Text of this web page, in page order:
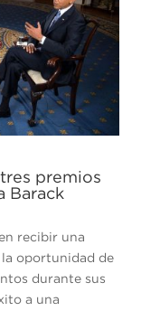
premios
Barack
recibir una
oportunidad de
durante sus
a una